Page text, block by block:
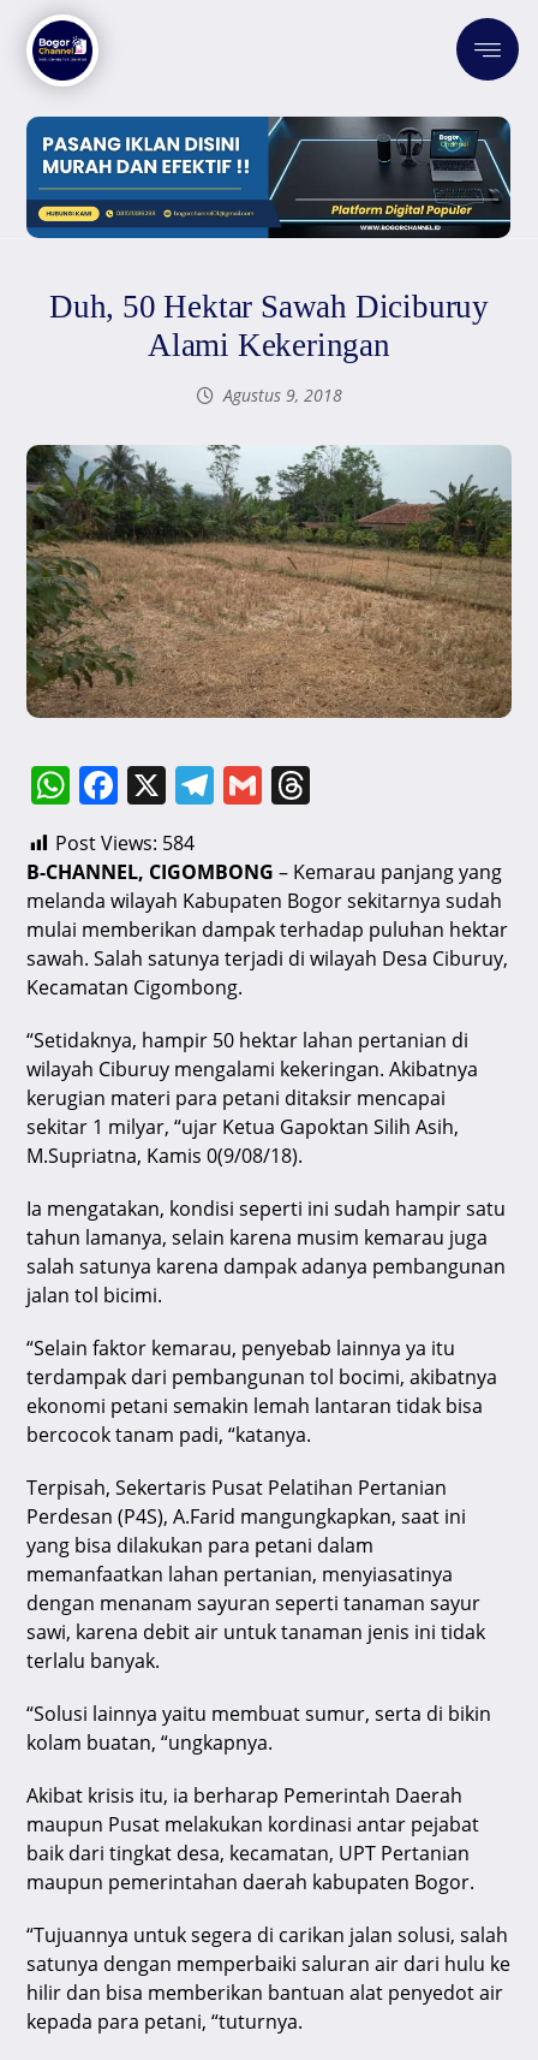
Duh, 50 Hektar Sawah Diciburuy
Alami Kekeringan
Agustus 9, 2018
W
h
at
s
A
p
F
c
e
b
o
k
X T
e
gr
a
m
G
ai
l
e
a
d
s
Post Views: 584
B-CHANNEL, CIGOMBONG – Kemarau panjang yang
melanda wilayah Kabupaten Bogor sekitarnya sudah
mulai memberikan dampak terhadap puluhan hektar
sawah. Salah satunya terjadi di wilayah Desa Ciburuy,
Kecamatan Cigombong.
“Setidaknya, hampir 50 hektar lahan pertanian di
wilayah Ciburuy mengalami kekeringan. Akibatnya
kerugian materi para petani ditaksir mencapai
sekitar 1 milyar, “ujar Ketua Gapoktan Silih Asih,
M.Supriatna, Kamis 0(9/08/18).
Ia mengatakan, kondisi seperti ini sudah hampir satu
tahun lamanya, selain karena musim kemarau juga
salah satunya karena dampak adanya pembangunan
jalan tol bicimi.
“Selain faktor kemarau, penyebab lainnya ya itu
terdampak dari pembangunan tol bocimi, akibatnya
ekonomi petani semakin lemah lantaran tidak bisa
bercocok tanam padi, “katanya.
Terpisah, Sekertaris Pusat Pelatihan Pertanian
Perdesan (P4S), A.Farid mangungkapkan, saat ini
yang bisa dilakukan para petani dalam
memanfaatkan lahan pertanian, menyiasatinya
dengan menanam sayuran seperti tanaman sayur
sawi, karena debit air untuk tanaman jenis ini tidak
terlalu banyak.
“Solusi lainnya yaitu membuat sumur, serta di bikin
kolam buatan, “ungkapnya.
Akibat krisis itu, ia berharap Pemerintah Daerah
maupun Pusat melakukan kordinasi antar pejabat
baik dari tingkat desa, kecamatan, UPT Pertanian
maupun pemerintahan daerah kabupaten Bogor.
“Tujuannya untuk segera di carikan jalan solusi, salah
satunya dengan memperbaiki saluran air dari hulu ke
hilir dan bisa memberikan bantuan alat penyedot air
kepada para petani, “tuturnya.